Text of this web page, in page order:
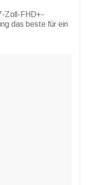
Zoll-FHD+-
das beste für ein